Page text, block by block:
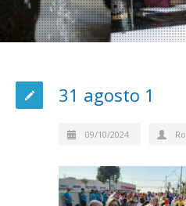
31 agosto 1
09/10/2024